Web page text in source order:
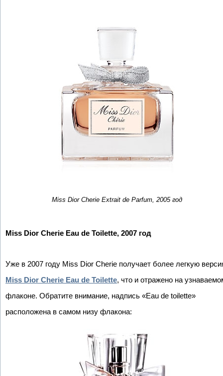
Miss Dior Cherie Extrait de Parfum, 2005 год
Miss Dior Cherie Eau de Toilette, 2007 год
Уже в 2007 году Miss Dior Cherie получает более легкую
Miss Dior Cherie Eau de Toilette, что и отражено на
флаконе. Обратите внимание, надпись «Eau de toilette»
расположена в самом низу флакона: